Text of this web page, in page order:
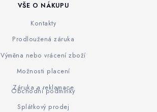
VŠE O NÁKUPU
Kontakty
Prodloužená záruka
Výměna nebo vrácení zboží
Možnosti placení
Záruka a reklamace
Obchodní podmínky
Splátkový prodej